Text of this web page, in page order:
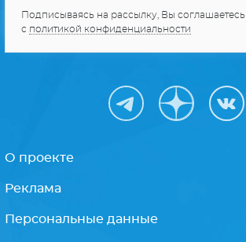
Подписываясь на рассылку, Вы соглашаетесь
с политикой конфиденциальности
О проекте
Реклама
Персональные данные